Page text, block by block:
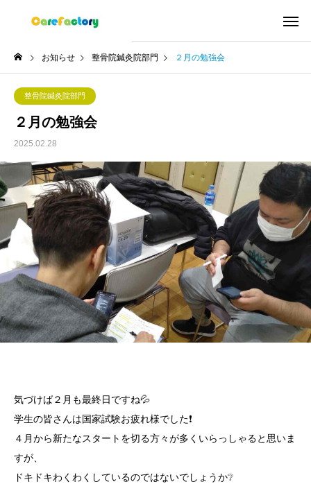
お知らせ 整骨院鍼灸院部門 ２月の勉強会
整骨院鍼灸院部門
２月の勉強会
2025.02.28
気づけば２月も最終日ですね💦
学生の皆さんは国家試験お疲れ様でした❗
４月から新たなスタートを切る方々が多くいらっしゃると思いま
すが、
ドキドキわくわくしているのではないでしょうか❔